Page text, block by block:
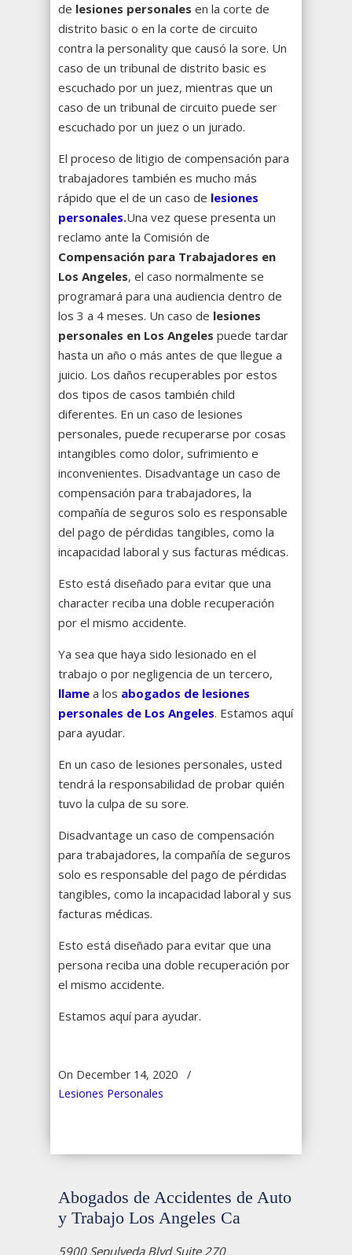
de lesiones personales en la corte de
distrito basic o en la corte de circuito
contra la personality que causó la sore. Un
caso de un tribunal de distrito basic es
escuchado por un juez, mientras que un
caso de un tribunal de circuito puede ser
escuchado por un juez o un jurado.
El proceso de litigio de compensación para
trabajadores también es mucho más
rápido que el de un caso de lesiones
personales.Una vez quese presenta un
reclamo ante la Comisión de
Compensación para Trabajadores en
Los Angeles, el caso normalmente se
programará para una audiencia dentro de
los 3 a 4 meses. Un caso de lesiones
personales en Los Angeles puede tardar
hasta un año o más antes de que llegue a
juicio. Los daños recuperables por estos
dos tipos de casos también child
diferentes. En un caso de lesiones
personales, puede recuperarse por cosas
intangibles como dolor, sufrimiento e
inconvenientes. Disadvantage un caso de
compensación para trabajadores, la
compañía de seguros solo es responsable
del pago de pérdidas tangibles, como la
incapacidad laboral y sus facturas médicas.
Esto está diseñado para evitar que una
character reciba una doble recuperación
por el mismo accidente.
Ya sea que haya sido lesionado en el
trabajo o por negligencia de un tercero,
llame a los abogados de lesiones
personales de Los Angeles. Estamos aquí
para ayudar.
En un caso de lesiones personales, usted
tendrá la responsabilidad de probar quién
tuvo la culpa de su sore.
Disadvantage un caso de compensación
para trabajadores, la compañía de seguros
solo es responsable del pago de pérdidas
tangibles, como la incapacidad laboral y sus
facturas médicas.
Esto está diseñado para evitar que una
persona reciba una doble recuperación por
el mismo accidente.
Estamos aquí para ayudar.
On December 14, 2020
/
Lesiones Personales
Abogados de Accidentes de Auto
y Trabajo Los Angeles Ca
5900 Sepulveda Blvd Suite 270